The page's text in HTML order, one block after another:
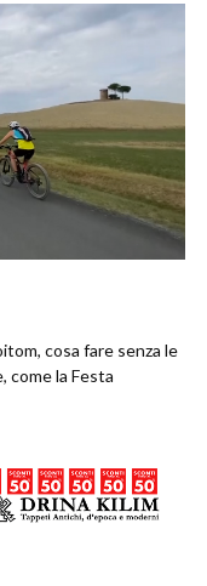
cosa fare senza le
come la Festa